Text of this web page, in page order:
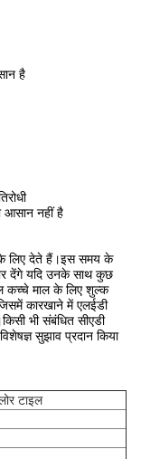
है
आसान नहीं है
लिए देते हैं।इस समय के
देंगे यदि उनके साथ कुछ
कच्चे माल के लिए शुल्क
कारखाने में एलईडी
भी संबंधित सीएडी
सुझाव प्रदान किया
टाइल